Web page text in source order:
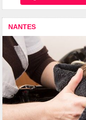
NANTES